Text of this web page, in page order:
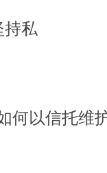
持私
何以信托维